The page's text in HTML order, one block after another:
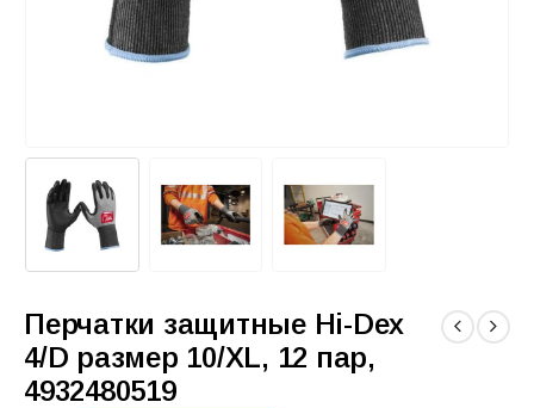
Перчатки защитные Hi-Dex
4/D размер 10/XL, 12 пар,
4932480519